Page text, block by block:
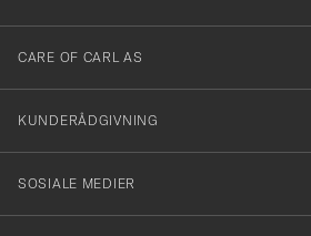
dig
till
vårt
nyhetsbrev!
CARE OF CARL AS
KUNDERÅDGIVNING
SOSIALE MEDIER